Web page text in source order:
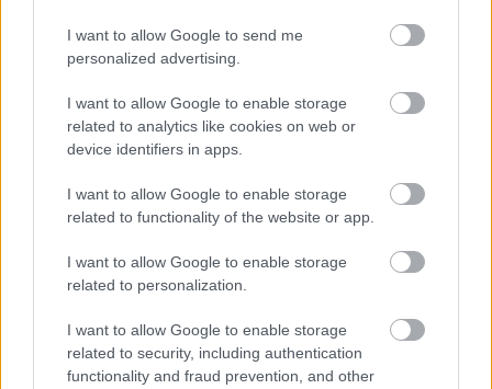
I want to allow Google to send me
personalized advertising.
I want to allow Google to enable storage
related to analytics like cookies on web or
device identifiers in apps.
I want to allow Google to enable storage
related to functionality of the website or app.
I want to allow Google to enable storage
related to personalization.
I want to allow Google to enable storage
related to security, including authentication
functionality and fraud prevention, and other